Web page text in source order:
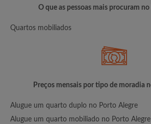
O que as pessoas mais procuram
Quartos mobiliados
Preços mensais por tipo de moradia
Alugue um quarto duplo no Porto Alegre
Alugue um quarto mobiliado no Porto Alegre